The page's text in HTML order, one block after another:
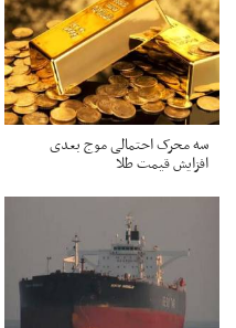
سه محرک احتمالی موج بعدی
افزایش قیمت طلا